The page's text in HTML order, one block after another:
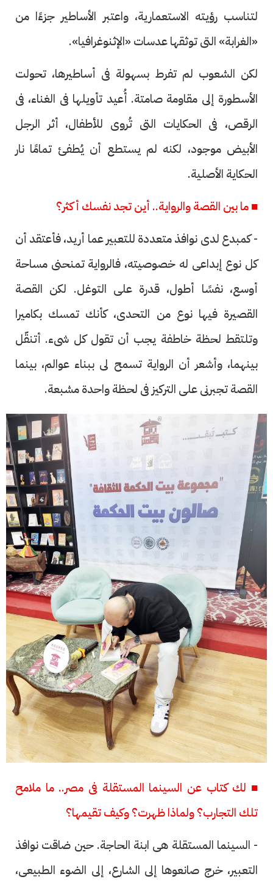
لتناسب رؤيته الاستعمارية، واعتبر الأساطير جزءًا من
«الغرابة» التى توثقها عدسات «الإثنوغرافيا».
لكن الشعوب لم تفرط بسهولة فى أساطيرها، تحولت
الأسطورة إلى مقاومة صامتة. أُعيد تأويلها فى الغناء، فى
الرقص، فى الحكايات التى تُروى للأطفال، أثر الرجل
الأبيض موجود، لكنه لم يستطع أن يُطفئ تمامًا نار
الحكاية الأصلية.
■ ما بين القصة والرواية.. أين تجد نفسك أكثر؟
- كمبدع لدى نوافذ متعددة للتعبير عما أريد، فأعتقد أن
كل نوع إبداعى له خصوصيته، فالرواية تمنحنى مساحة
أوسع، نفسًا أطول، قدرة على التوغل. لكن القصة
القصيرة فيها نوع من التحدى، كأنك تمسك بكاميرا
وتلتقط لحظة خاطفة يجب أن تقول كل شىء. أتنقّل
بينهما، وأشعر أن الرواية تسمح لى ببناء عوالم، بينما
القصة تجبرنى على التركيز فى لحظة واحدة مشبعة.
■ لك كتاب عن السينما المستقلة فى مصر.. ما ملامح
تلك التجارب؟ ولماذا ظهرت؟ وكيف تقيمها؟
- السينما المستقلة هى ابنة الحاجة. حين ضاقت نوافذ
التعبير، خرج صانعوها إلى الشارع، إلى الضوء الطبيعى،